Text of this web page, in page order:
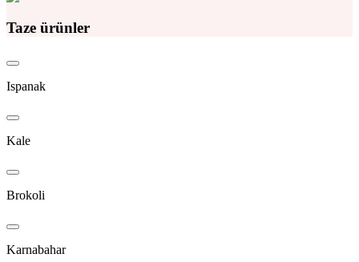
Taze ürünler
Ispanak
Kale
Brokoli
Karnabahar